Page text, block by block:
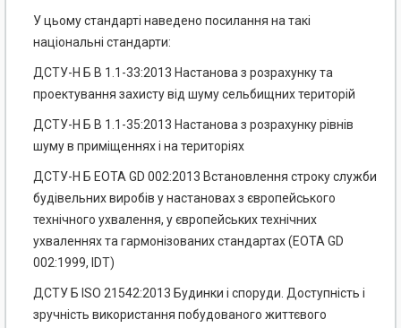
У цьому стандарті наведено посилання на такі
національні стандарти:
ДСТУ-Н Б В 1.1-33:2013 Настанова з розрахунку та
проектування захисту від шуму сельбищних територій
ДСТУ-Н Б В 1.1-35:2013 Настанова з розрахунку рівнів
шуму в приміщеннях і на територіях
ДСТУ-Н Б EOTA GD 002:2013 Встановлення строку служби
будівельних виробів у настановах з європейського
технічного ухвалення, у європейських технічних
ухваленнях та гармонізованих стандартах (EOTA GD
002:1999, IDT)
ДСТУ Б ІSО 21542:2013 Будинки і споруди. Доступність і
зручність використання побудованого життєвого